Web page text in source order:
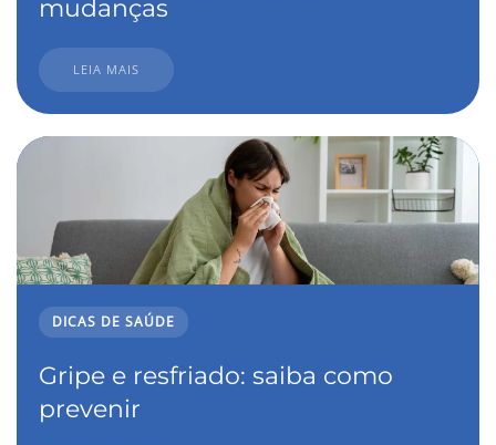
mudanças
LEIA MAIS
DICAS DE SAÚDE
Gripe e resfriado: saiba como
prevenir